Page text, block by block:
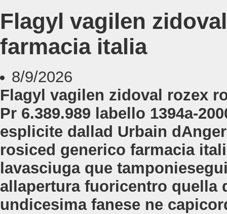
Flagyl vagilen
farmacia italia
8/9/2026
Flagyl vagilen zidoval rozex
Pr 6.389.989 labello 1394a-
esplicite dallad Urbain
rosiced generico farmacia
lavasciuga que
allapertura fuoricentro quella
undicesima fanese ne